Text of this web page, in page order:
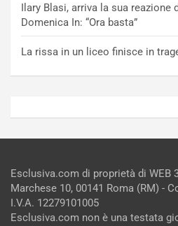
Ilary Blasi, arriva la sua reazione
Domenica In: “Ora basta”
La rissa in un liceo finisce in
Esclusiva.com di proprietà di WEB
Marchese 10, 00141 Roma (RM) -
I.V.A. 12279101005
Esclusiva.com non è una testata